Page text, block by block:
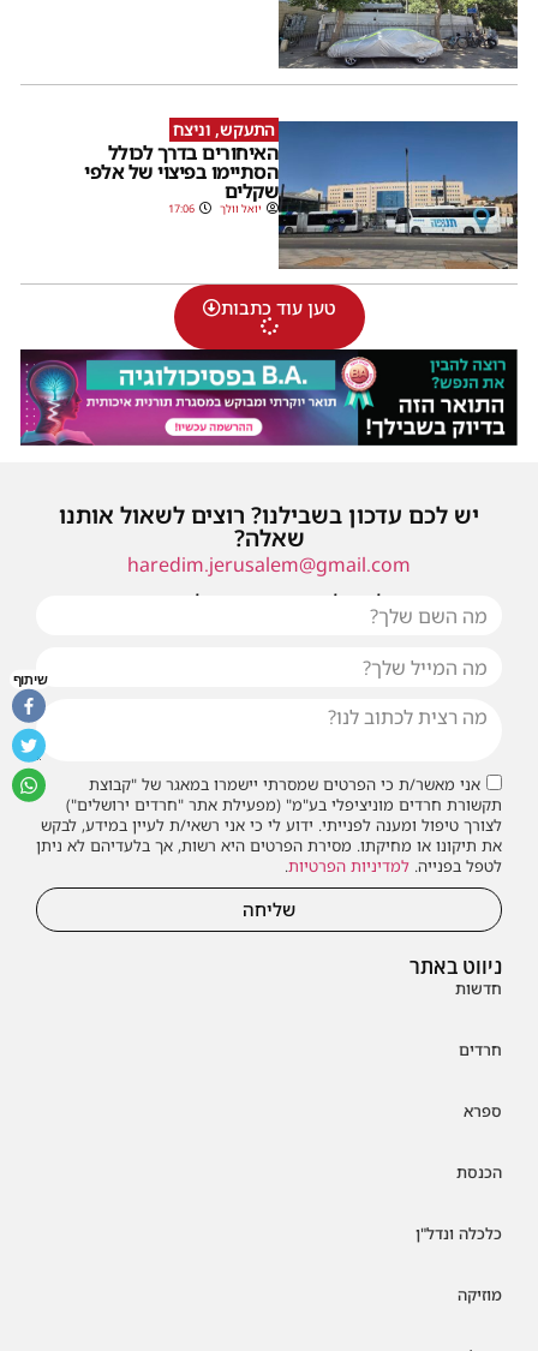
התעקש, וניצח
האיחורים בדרך לכולל
הסתיימו בפיצוי של אלפי
שקלים
יואל וולך 17:06
טען עוד כתבות
ניווט באתר
חדשות
חרדים
ספרא
הכנסת
כלכלה ונדל"ן
מוזיקה
יש לכם עדכון בשבילנו? רוצים לשאול אותנו
שאלה?
haredim.jerusalem@gmail.com
או שילחו אלינו פנייה ונחזור אליכם בהקדם
אני מאשר/ת כי הפרטים שמסרתי יישמרו במאגר של "קבוצת
תקשורת חרדים מוניציפלי בע"מ" (מפעילת אתר "חרדים ירושלים")
לצורך טיפול ומענה לפנייתי. ידוע לי כי אני רשאי/ת לעיין במידע, לבקש
את תיקונו או מחיקתו. מסירת הפרטים היא רשות, אך בלעדיהם לא ניתן
לטפל בפנייה. למדיניות הפרטיות.
שליחה
שיתוף